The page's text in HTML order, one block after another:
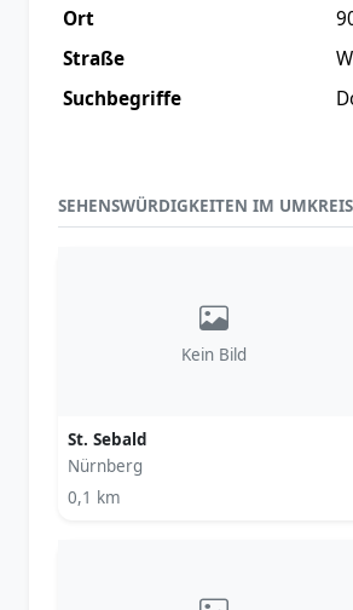
Ort
Straße
Suchbegriffe
SEHENSWÜRDIGKEITEN IM
Kein Bild
St. Sebald
Nürnberg
0,1 km